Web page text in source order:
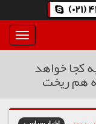
(021)
بار
و
کجا خواهد
هم ریخت